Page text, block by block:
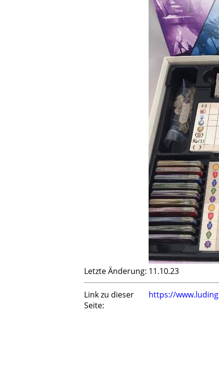
Letzte Änderung: 11.10.23
Link zu dieser
Seite:
https://